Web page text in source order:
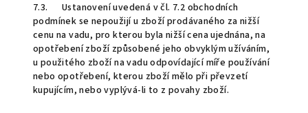
7.3. Ustanovení uvedená v čl. 7.2 obchodních
podmínek se nepoužijí u zboží prodávaného za nižší
cenu na vadu, pro kterou byla nižší cena ujednána, na
opotřebení zboží způsobené jeho obvyklým užíváním,
u použitého zboží na vadu odpovídající míře používání
nebo opotřebení, kterou zboží mělo při převzetí
kupujícím, nebo vyplývá-li to z povahy zboží.